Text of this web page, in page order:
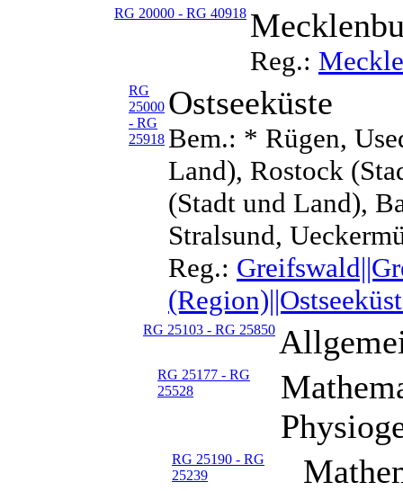
RG 20000 - RG 40918
Reg.:
RG
25000
- RG
25918
Ostseeküste
Bem.: * Rügen,
Land), Rostock
(Stadt und Land),
Stralsund,
Reg.:
RG 25103 - RG 25850
RG 25177 - RG
25528
RG 25190 - RG
25239